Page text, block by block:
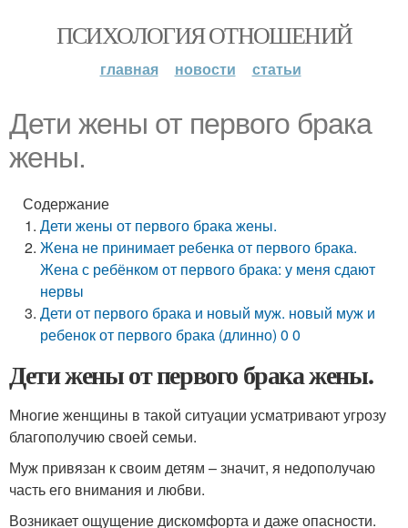
ПСИХОЛОГИЯ ОТНОШЕНИЙ
главная новости статьи
Дети жены от первого брака
жены.
Содержание
Дети жены от первого брака жены.
Жена не принимает ребенка от первого брака.
Жена с ребёнком от первого брака: у меня сдают
нервы
Дети от первого брака и новый муж. новый муж и
ребенок от первого брака (длинно) 0 0
Дети жены от первого брака жены.
Многие женщины в такой ситуации усматривают угрозу
благополучию своей семьи.
Муж привязан к своим детям – значит, я недополучаю
часть его внимания и любви.
Возникает ощущение дискомфорта и даже опасности.